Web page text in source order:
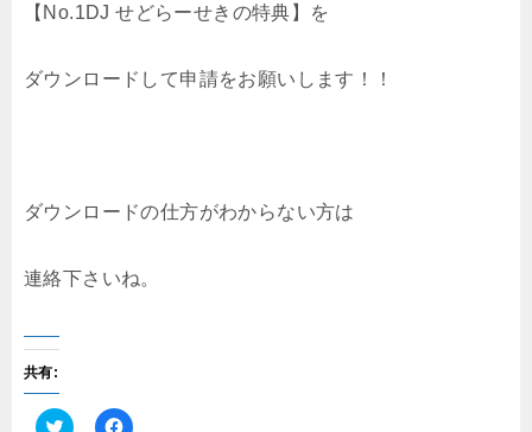
【No.1DJ せどらーせきの特典】を
ダウンロードして申請をお願いします！！
ダウンロードの仕方がわからない方は
連絡下さいね。
共有: